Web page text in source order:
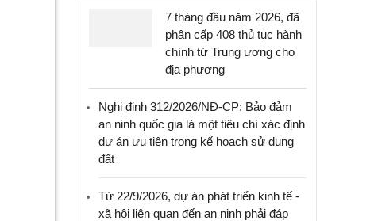
7 tháng đầu năm 2026, đã
phân cấp 408 thủ tục hành
chính từ Trung ương cho
địa phương
Nghị định 312/2026/NĐ-CP: Bảo đảm
an ninh quốc gia là một tiêu chí xác định
dự án ưu tiên trong kế hoạch sử dụng
đất
Từ 22/9/2026, dự án phát triển kinh tế -
xã hội liên quan đến an ninh phải đáp